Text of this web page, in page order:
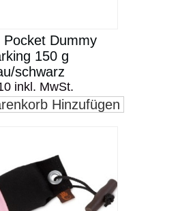
Pocket Dummy
150 g
schwarz
inkl. MwSt.
Hinzufügen